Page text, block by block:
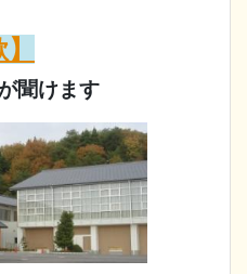
聞けます